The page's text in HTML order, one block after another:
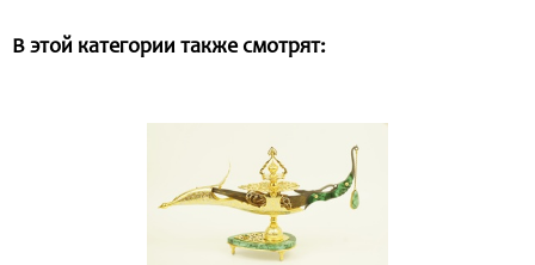
В этой категории также смотрят: